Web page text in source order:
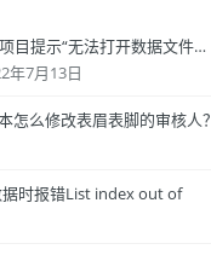
目提示“无法打开数据文件…
年7月13日
怎么修改表眉表脚的审核人？
时报错List index out of